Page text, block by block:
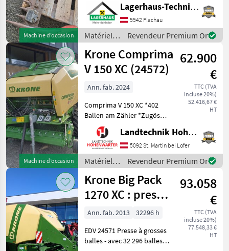
Machine d’occasion
ausreichend Zeit für die
Beratung und eventuell
einer Probefahrt für Sie zu
re
Lagerhaus-Technik Flachau
5542 Flachau
Matériels
de
fenaison /
Sonstige
Revendeur Premium Or
Machine d’occasion
Krone Comprima
V 150 XC (24572)
62.900
€
TTC (TVA
incluse 20%)
52.416,67 €
HT
Ann. fab. 2024
Comprima V 150 XC *402
Ballen am Zähler *Zugöse
Obenanhängung
*Schneidwerk mit 17 Messer
*Gelenkwelle *Hydraul.
Bodenabsenkung *E-Achse
mit 2-Leiter Druckl.-Brems
Landtechnik Hohenwarter GmbH
5092 St. Martin bei Lofer
Matériels
de
fenaison /
Krone
Revendeur Premium Or
Krone Big Pack
1270 XC : presse
à balles
multiples haute
vitesse
93.058
€
TTC (TVA
incluse 20%)
77.548,33 €
HT
Ann. fab. 2013
32296 h
EDV 24571 Presse à grosses
balles - avec 32 296 balles